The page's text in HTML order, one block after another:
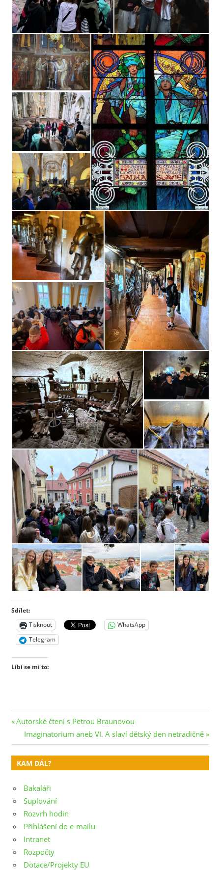
Sdílet:
Tisknout
WhatsApp
Telegram
Líbí se mi to:
Navigace
pro
příspěvek
Previous
Post:
Autorské čtení s Petrou Braunovou
Next
Post:
Imaginatorium aneb VI. A slaví dětský den netradičně
KAM DÁL?
Bakaláři
Suplování
Rozvrh hodin
Přihlášení do e-mailu
Intranet
Rozpočty
Dotace/Projekty EU